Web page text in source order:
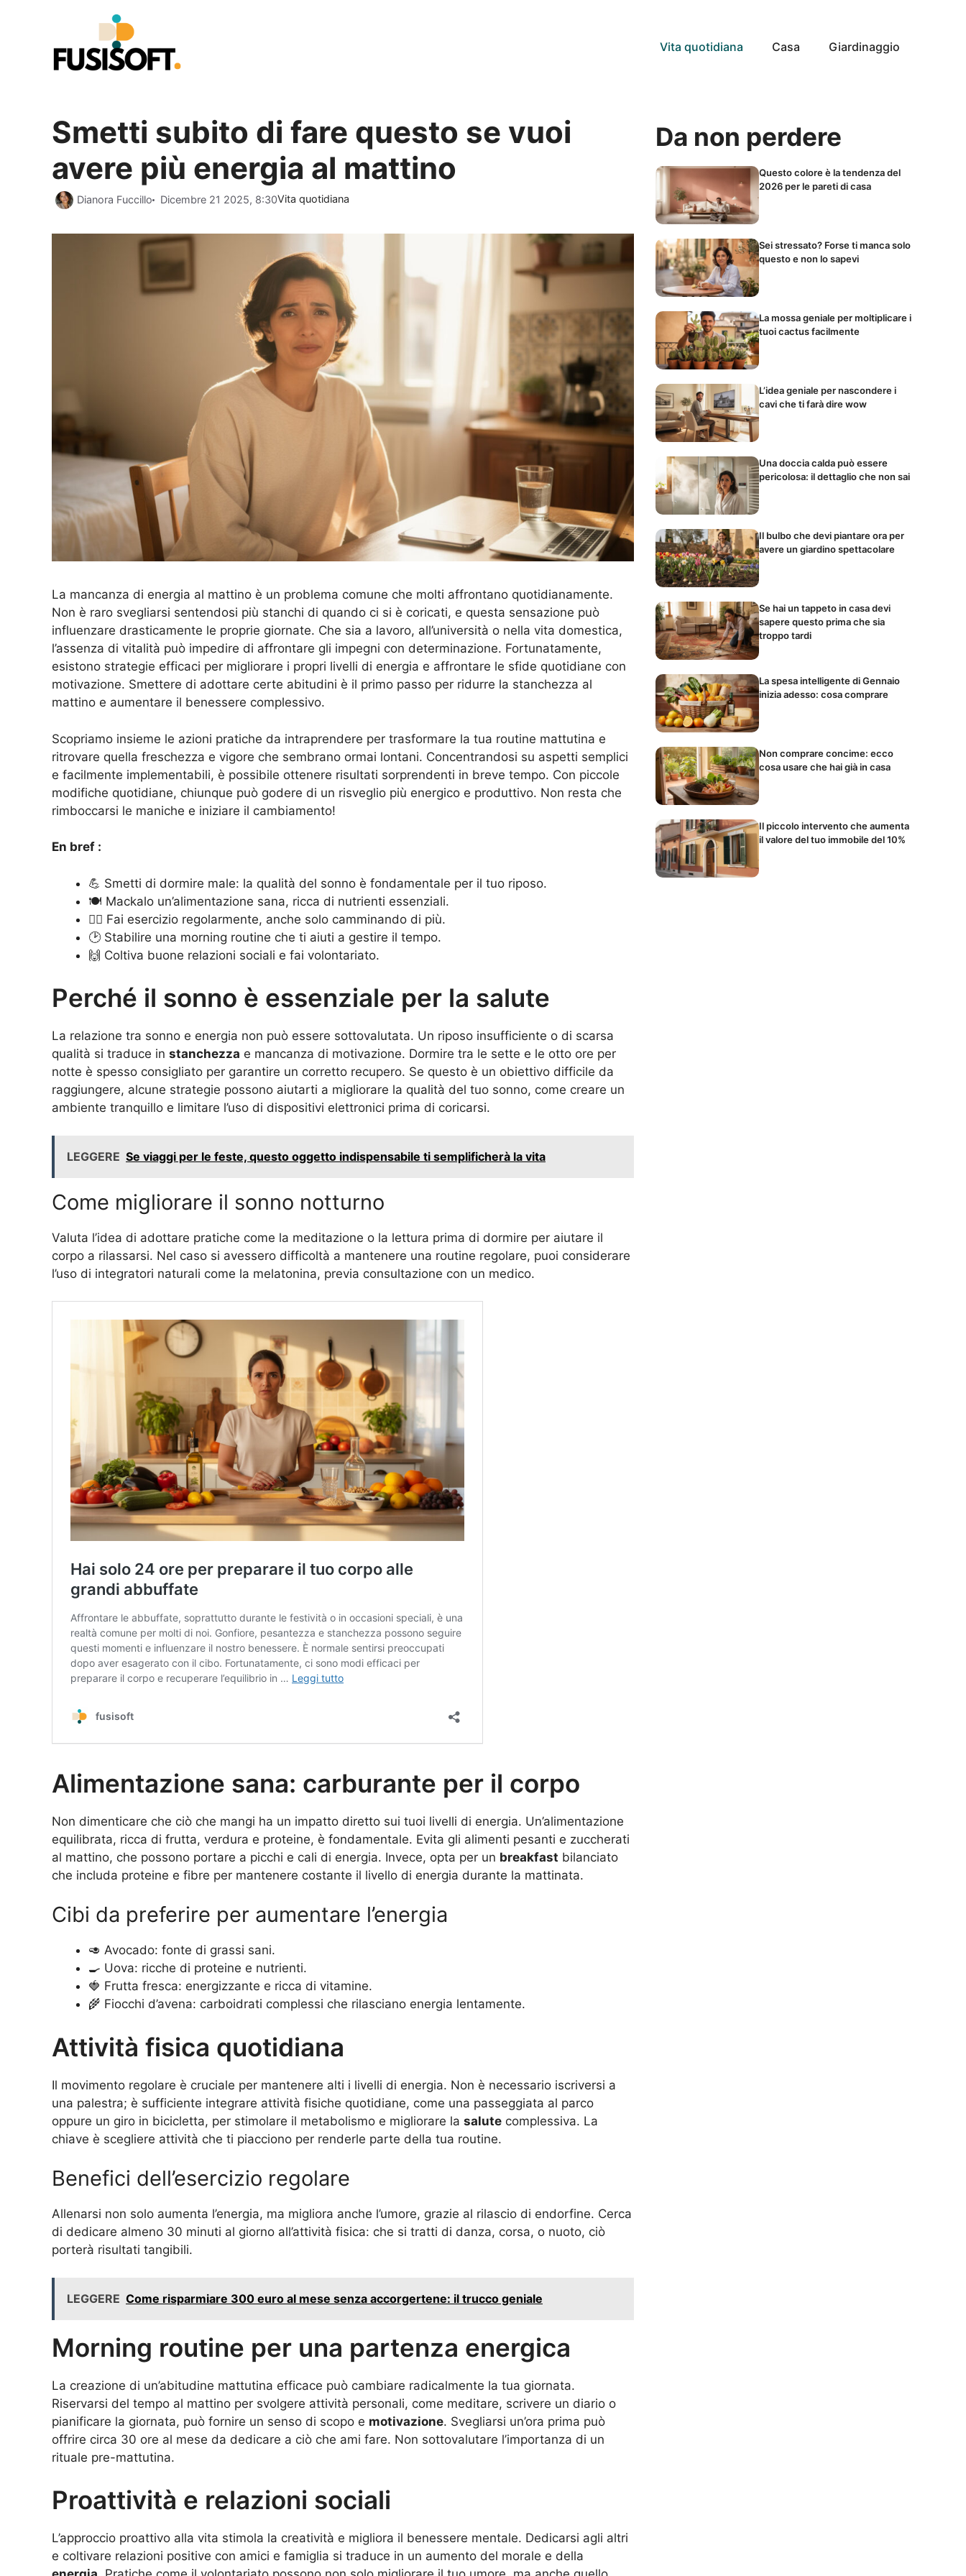
Vita quotidiana Casa Giardinaggio
Smetti subito di fare questo se vuoi
avere più energia al mattino
Dianora Fuccillo Dicembre 21 2025, 8:30Categorie
Vita quotidiana
La mancanza di energia al mattino è un problema comune che molti affrontano quotidianamente.
Non è raro svegliarsi sentendosi più stanchi di quando ci si è coricati, e questa sensazione può
influenzare drasticamente le proprie giornate. Che sia a lavoro, all’università o nella vita domestica,
l’assenza di vitalità può impedire di affrontare gli impegni con determinazione. Fortunatamente,
esistono strategie efficaci per migliorare i propri livelli di energia e affrontare le sfide quotidiane con
motivazione. Smettere di adottare certe abitudini è il primo passo per ridurre la stanchezza al
mattino e aumentare il benessere complessivo.
Scopriamo insieme le azioni pratiche da intraprendere per trasformare la tua routine mattutina e
ritrovare quella freschezza e vigore che sembrano ormai lontani. Concentrandosi su aspetti semplici
e facilmente implementabili, è possibile ottenere risultati sorprendenti in breve tempo. Con piccole
modifiche quotidiane, chiunque può godere di un risveglio più energico e produttivo. Non resta che
rimboccarsi le maniche e iniziare il cambiamento!
En bref :
💪 Smetti di dormire male: la qualità del sonno è fondamentale per il tuo riposo.
🍽️ Mackalo un’alimentazione sana, ricca di nutrienti essenziali.
🏃‍♂️ Fai esercizio regolarmente, anche solo camminando di più.
🕑 Stabilire una morning routine che ti aiuti a gestire il tempo.
🙌 Coltiva buone relazioni sociali e fai volontariato.
Perché il sonno è essenziale per la salute
La relazione tra sonno e energia non può essere sottovalutata. Un riposo insufficiente o di scarsa
qualità si traduce in stanchezza e mancanza di motivazione. Dormire tra le sette e le otto ore per
notte è spesso consigliato per garantire un corretto recupero. Se questo è un obiettivo difficile da
raggiungere, alcune strategie possono aiutarti a migliorare la qualità del tuo sonno, come creare un
ambiente tranquillo e limitare l’uso di dispositivi elettronici prima di coricarsi.
LEGGERE Se viaggi per le feste, questo oggetto indispensabile ti semplificherà la vita
Come migliorare il sonno notturno
Valuta l’idea di adottare pratiche come la meditazione o la lettura prima di dormire per aiutare il
corpo a rilassarsi. Nel caso si avessero difficoltà a mantenere una routine regolare, puoi considerare
l’uso di integratori naturali come la melatonina, previa consultazione con un medico.
Alimentazione sana: carburante per il corpo
Non dimenticare che ciò che mangi ha un impatto diretto sui tuoi livelli di energia. Un’alimentazione
equilibrata, ricca di frutta, verdura e proteine, è fondamentale. Evita gli alimenti pesanti e zuccherati
al mattino, che possono portare a picchi e cali di energia. Invece, opta per un breakfast bilanciato
che includa proteine e fibre per mantenere costante il livello di energia durante la mattinata.
Cibi da preferire per aumentare l’energia
🥑 Avocado: fonte di grassi sani.
🍳 Uova: ricche di proteine e nutrienti.
🍓 Frutta fresca: energizzante e ricca di vitamine.
🌾 Fiocchi d’avena: carboidrati complessi che rilasciano energia lentamente.
Attività fisica quotidiana
Il movimento regolare è cruciale per mantenere alti i livelli di energia. Non è necessario iscriversi a
una palestra; è sufficiente integrare attività fisiche quotidiane, come una passeggiata al parco
oppure un giro in bicicletta, per stimolare il metabolismo e migliorare la salute complessiva. La
chiave è scegliere attività che ti piacciono per renderle parte della tua routine.
Benefici dell’esercizio regolare
Allenarsi non solo aumenta l’energia, ma migliora anche l’umore, grazie al rilascio di endorfine. Cerca
di dedicare almeno 30 minuti al giorno all’attività fisica: che si tratti di danza, corsa, o nuoto, ciò
porterà risultati tangibili.
LEGGERE Come risparmiare 300 euro al mese senza accorgertene: il trucco geniale
Morning routine per una partenza energica
La creazione di un’abitudine mattutina efficace può cambiare radicalmente la tua giornata.
Riservarsi del tempo al mattino per svolgere attività personali, come meditare, scrivere un diario o
pianificare la giornata, può fornire un senso di scopo e motivazione. Svegliarsi un’ora prima può
offrire circa 30 ore al mese da dedicare a ciò che ami fare. Non sottovalutare l’importanza di un
rituale pre-mattutina.
Proattività e relazioni sociali
L’approccio proattivo alla vita stimola la creatività e migliora il benessere mentale. Dedicarsi agli altri
e coltivare relazioni positive con amici e famiglia si traduce in un aumento del morale e della
Da non perdere
Questo colore è la tendenza del
2026 per le pareti di casa
Sei stressato? Forse ti manca solo
questo e non lo sapevi
La mossa geniale per moltiplicare i
tuoi cactus facilmente
L’idea geniale per nascondere i
cavi che ti farà dire wow
Una doccia calda può essere
pericolosa: il dettaglio che non sai
Il bulbo che devi piantare ora per
avere un giardino spettacolare
Se hai un tappeto in casa devi
sapere questo prima che sia
troppo tardi
La spesa intelligente di Gennaio
inizia adesso: cosa comprare
Non comprare concime: ecco
cosa usare che hai già in casa
Il piccolo intervento che aumenta
il valore del tuo immobile del 10%